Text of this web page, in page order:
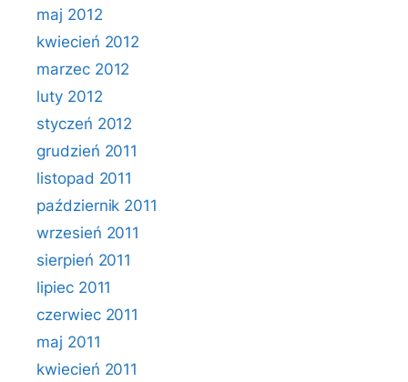
maj 2012
kwiecień 2012
marzec 2012
luty 2012
styczeń 2012
grudzień 2011
listopad 2011
październik 2011
wrzesień 2011
sierpień 2011
lipiec 2011
czerwiec 2011
maj 2011
kwiecień 2011